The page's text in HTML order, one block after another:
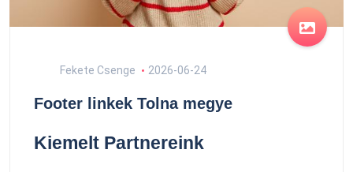
Fekete Csenge 2026-06-24
Footer linkek Tolna megye
Kiemelt Partnereink